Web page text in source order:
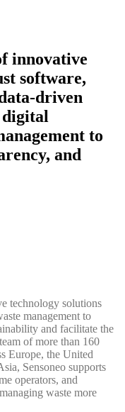
innovative
software,
driven
digital
to
and
technology solutions
management to
and facilitate the
of more than 160
Europe, the United
Sensoneo supports
operators, and
waste more